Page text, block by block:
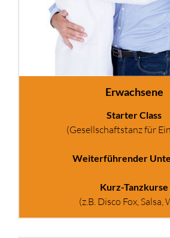
Erwachsene
Starter Class
(Gesellschaftstanz für
Weiterführender
Kurz-Tanzkurse
(z.B. Disco Fox, Salsa,